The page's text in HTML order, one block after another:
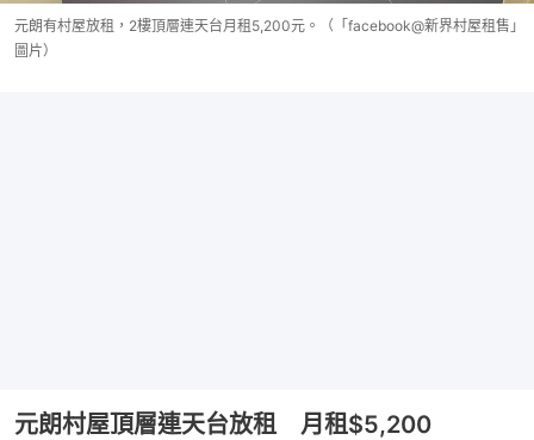
元朗有村屋放租，2樓頂層連天台月租5,200元。（「facebook@新界村屋租售」
圖片）
元朗村屋頂層連天台放租 月租$5,200